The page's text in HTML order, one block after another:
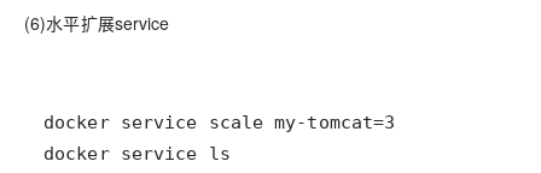
(6)水平扩展service